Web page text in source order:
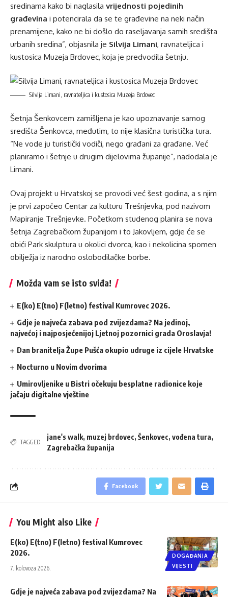
sredinama kako bi naglasila vrijednosti pojedinih
građevina i potencirala da se te građevine na neki način
prenamijene, kako ne bi došlo do raseljavanja samih središta
urbanih sredina”, objasnila je Silvija Limani, ravnateljica i
kustosica Muzeja Brdovec, koja je predvodila šetnju.
Silvija Limani, ravnateljica i kustosica Muzeja Brdovec
Šetnja Šenkovcem zamišljena je kao upoznavanje samog
središta Šenkovca, međutim, to nije klasična turistička tura.
“Ne vode ju turistički vodiči, nego građani za građane. Već
planiramo i šetnje u drugim dijelovima županije”, nadodala je
Limani.
Ovaj projekt u Hrvatskoj se provodi već šest godina, a s njim
je prvi započeo Centar za kulturu Trešnjevka, pod nazivom
Mapiranje Trešnjevke. Početkom studenog planira se nova
šetnja Zagrebačkom županijom i to Jakovljem, gdje će se
obići Park skulptura u okolici dvorca, kao i nekolicina spomen
obilježja iz narodno oslobodilačke borbe.
Možda vam se isto sviđa!
E(ko) E(tno) F(letno) festival Kumrovec 2026.
Gdje je najveća zabava pod zvijezdama? Na jedinoj,
najvećoj i najposjećenijoj Ljetnoj pozornici grada Oroslavja!
Dan branitelja Župe Pušća okupio udruge iz cijele Hrvatske
Nocturno u Novim dvorima
Umirovljenike u Bistri očekuju besplatne radionice koje
jačaju digitalne vještine
TAGGED:
jane's walk, muzej brdovec, Šenkovec, vođena tura,
Zagrebačka županija
Facebook
You Might also Like
DOGAĐANJA
VIJESTI
E(ko) E(tno) F(letno) festival Kumrovec
2026.
7. kolovoza 2026.
Gdje je najveća zabava pod zvijezdama? Na